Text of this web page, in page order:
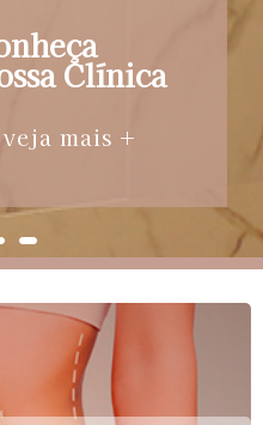
Clínica
veja mais +